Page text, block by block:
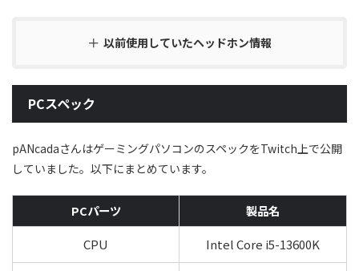
以前使用していたヘッドホン情報
PCスペック
pANcadaさんはゲーミングパソコンのスペックをTwitch上で公開
していました。以下にまとめています。
PCパーツ
製品名
CPU
Intel Core i5-13600K